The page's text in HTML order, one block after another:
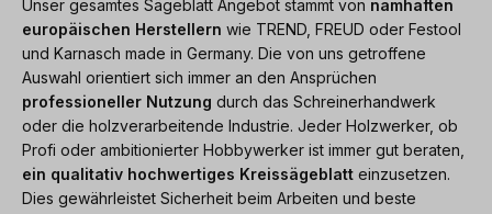
Unser gesamtes Sägeblatt Angebot stammt von namhaften
europäischen Herstellern wie TREND, FREUD oder Festool
und Karnasch made in Germany. Die von uns getroffene
Auswahl orientiert sich immer an den Ansprüchen
professioneller Nutzung durch das Schreinerhandwerk
oder die holzverarbeitende Industrie. Jeder Holzwerker, ob
Profi oder ambitionierter Hobbywerker ist immer gut beraten,
ein qualitativ hochwertiges Kreissägeblatt einzusetzen.
Dies gewährleistet Sicherheit beim Arbeiten und beste